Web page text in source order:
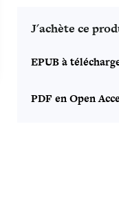
J'achète ce
EPUB à
PDF en Open